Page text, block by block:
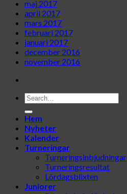
maj 2017
april 2017
mars 2017
februari 2017
januari 2017
december 2016
november 2016
Hem
Nyheter
Kalender
Turneringar
Turneringsinbjudningar
Turneringsresultat
Lördagsblixten
Juniorer